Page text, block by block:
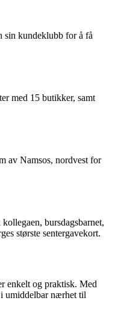
sin kundeklubb for å få
med 15 butikker, samt
av Namsos, nordvest for
bursdagsbarnet,
største sentergavekort.
enkelt og praktisk. Med
umiddelbar nærhet til